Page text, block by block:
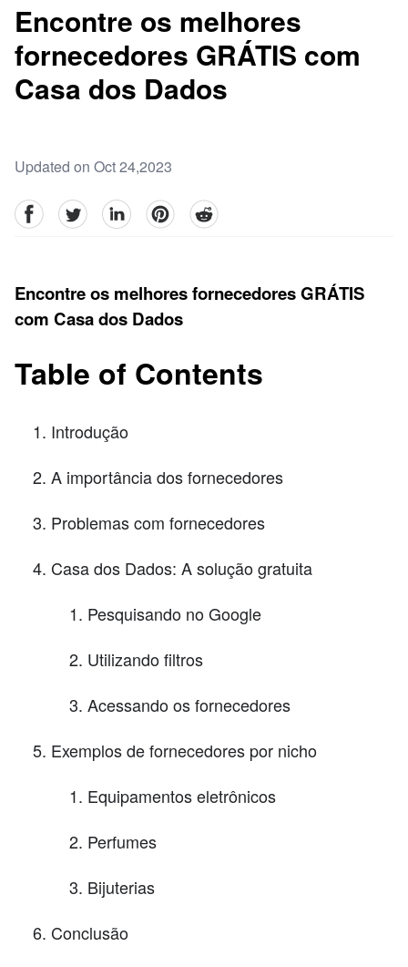
Encontre os melhores
fornecedores GRÁTIS com
Casa dos Dados
Updated on Oct 24,2023
facebookTwitter linkedinpinterestreddit
Encontre os melhores fornecedores GRÁTIS
com Casa dos Dados
Table of Contents
Introdução
A importância dos fornecedores
Problemas com fornecedores
Casa dos Dados: A solução gratuita
Pesquisando no Google
Utilizando filtros
Acessando os fornecedores
Exemplos de fornecedores por nicho
Equipamentos eletrônicos
Perfumes
Bijuterias
Conclusão